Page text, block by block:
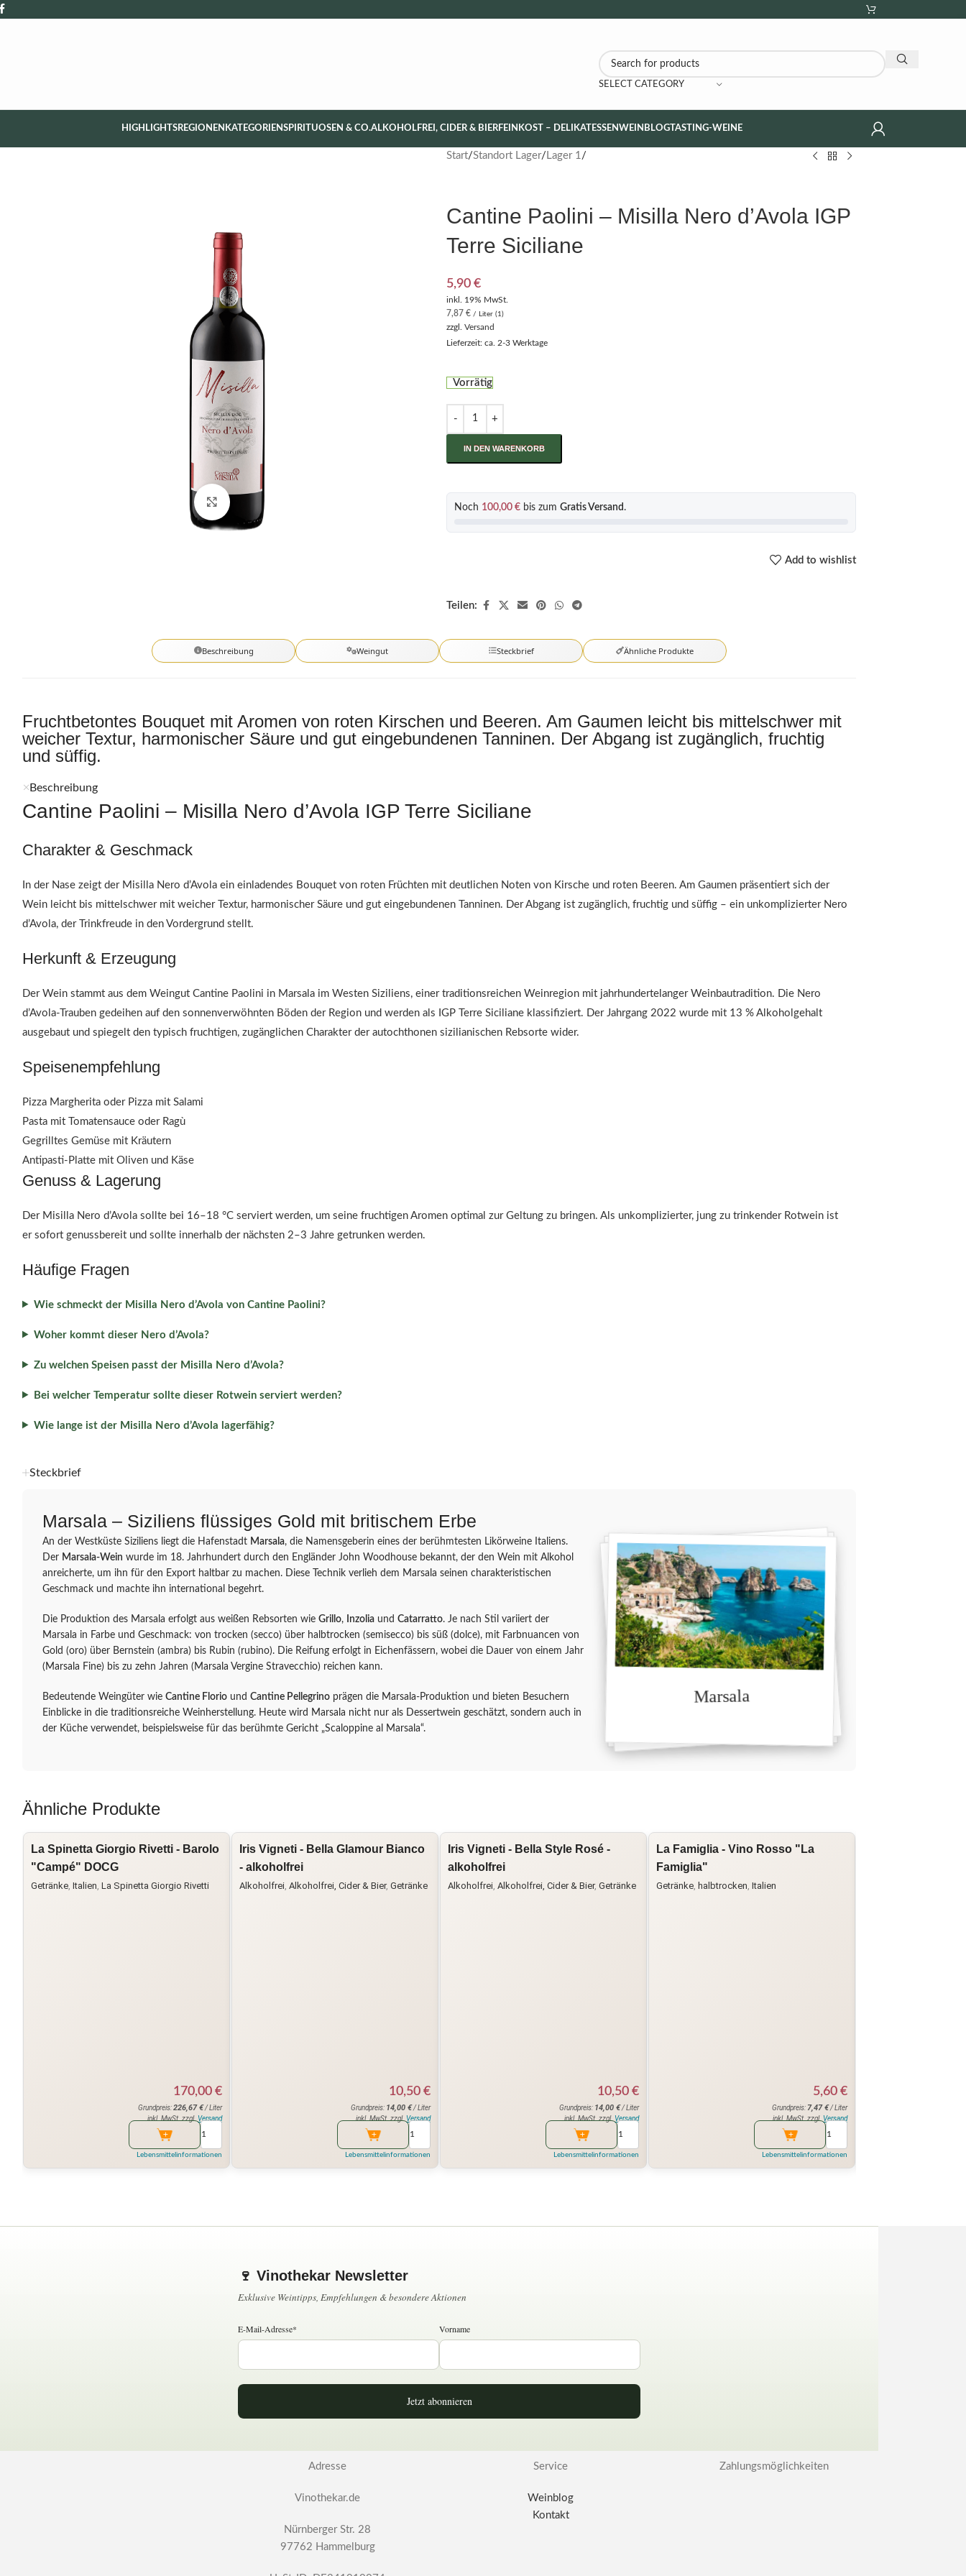
SELECT CATEGORY
HIGHLIGHTSREGIONEN KATEGORIENSPIRITUOSEN & CO.ALKOHOLFREI, CIDER & BIERFEINKOST – DELIKATESSENWEINBLOGTASTING-WEINE
Click to enlarge
Start Standort Lager Lager 1
Cantine Paolini – Misilla Nero d’Avola IGP
Terre Siciliane
5,90 €
inkl. 19% MwSt.
7,87 € / Liter (1)
zzgl. Versand
Lieferzeit: ca. 2-3 Werktage
Vorrätig
IN DEN WARENKORB
Noch 100,00 € bis zum Gratis Versand .
Add to wishlist
Teilen:
Beschreibung Weingut Steckbrief Ähnliche Produkte
Fruchtbetontes Bouquet mit Aromen von roten Kirschen und Beeren. Am Gaumen leicht bis mittelschwer mit
weicher Textur, harmonischer Säure und gut eingebundenen Tanninen. Der Abgang ist zugänglich, fruchtig
und süffig.
Beschreibung
Cantine Paolini – Misilla Nero d’Avola IGP Terre Siciliane
Charakter & Geschmack
In der Nase zeigt der Misilla Nero d’Avola ein einladendes Bouquet von roten Früchten mit deutlichen Noten von Kirsche und roten Beeren. Am Gaumen präsentiert sich der
Wein leicht bis mittelschwer mit weicher Textur, harmonischer Säure und gut eingebundenen Tanninen. Der Abgang ist zugänglich, fruchtig und süffig – ein unkomplizierter Nero
d’Avola, der Trinkfreude in den Vordergrund stellt.
Herkunft & Erzeugung
Der Wein stammt aus dem Weingut Cantine Paolini in Marsala im Westen Siziliens, einer traditionsreichen Weinregion mit jahrhundertelanger Weinbautradition. Die Nero
d’Avola-Trauben gedeihen auf den sonnenverwöhnten Böden der Region und werden als IGP Terre Siciliane klassifiziert. Der Jahrgang 2022 wurde mit 13 % Alkoholgehalt
ausgebaut und spiegelt den typisch fruchtigen, zugänglichen Charakter der autochthonen sizilianischen Rebsorte wider.
Speisenempfehlung
Pizza Margherita oder Pizza mit Salami
Pasta mit Tomatensauce oder Ragù
Gegrilltes Gemüse mit Kräutern
Antipasti-Platte mit Oliven und Käse
Genuss & Lagerung
Der Misilla Nero d’Avola sollte bei 16–18 °C serviert werden, um seine fruchtigen Aromen optimal zur Geltung zu bringen. Als unkomplizierter, jung zu trinkender Rotwein ist
er sofort genussbereit und sollte innerhalb der nächsten 2–3 Jahre getrunken werden.
Häufige Fragen
Wie schmeckt der Misilla Nero d’Avola von Cantine Paolini?
Woher kommt dieser Nero d’Avola?
Zu welchen Speisen passt der Misilla Nero d’Avola?
Bei welcher Temperatur sollte dieser Rotwein serviert werden?
Wie lange ist der Misilla Nero d’Avola lagerfähig?
Steckbrief
Marsala – Siziliens flüssiges Gold mit britischem Erbe
An der Westküste Siziliens liegt die Hafenstadt Marsala, die Namensgeberin eines der berühmtesten Likörweine Italiens.
Der Marsala-Wein wurde im 18. Jahrhundert durch den Engländer John Woodhouse bekannt, der den Wein mit Alkohol
anreicherte, um ihn für den Export haltbar zu machen. Diese Technik verlieh dem Marsala seinen charakteristischen
Geschmack und machte ihn international begehrt.
Die Produktion des Marsala erfolgt aus weißen Rebsorten wie Grillo, Inzolia und Catarratto. Je nach Stil variiert der
Marsala in Farbe und Geschmack: von trocken (secco) über halbtrocken (semisecco) bis süß (dolce), mit Farbnuancen von
Gold (oro) über Bernstein (ambra) bis Rubin (rubino). Die Reifung erfolgt in Eichenfässern, wobei die Dauer von einem Jahr
(Marsala Fine) bis zu zehn Jahren (Marsala Vergine Stravecchio) reichen kann.
Bedeutende Weingüter wie Cantine Florio und Cantine Pellegrino prägen die Marsala-Produktion und bieten Besuchern
Einblicke in die traditionsreiche Weinherstellung. Heute wird Marsala nicht nur als Dessertwein geschätzt, sondern auch in
der Küche verwendet, beispielsweise für das berühmte Gericht „Scaloppine al Marsala“.
Marsala
Ähnliche Produkte
La Spinetta Giorgio Rivetti - Barolo
"Campé" DOCG
Getränke Italien La Spinetta Giorgio Rivetti
170,00 €
Grundpreis:226,67€/ Liter
inkl. MwSt. zzgl. Versand
Lebensmittelinformationen
Iris Vigneti - Bella Glamour Bianco
- alkoholfrei
Alkoholfrei Alkoholfrei, Cider & Bier, Getränke
10,50 €
Grundpreis: 14,00 €/ Liter
inkl. MwSt. zzgl. Versand
Lebensmittelinformationen
Iris Vigneti - Bella Style Rosé -
alkoholfrei
Alkoholfrei Alkoholfrei, Cider & Bier, Getränke
10,50 €
Grundpreis: 14,00 €/ Liter
inkl. MwSt. zzgl. Versand
Lebensmittelinformationen
La Famiglia - Vino Rosso "La
Famiglia"
Getränke halbtrocken Italien
5,60 €
Grundpreis: 7,47€/ Liter
inkl. MwSt. zzgl. Versand
Lebensmittelinformationen
🍷 Vinothekar Newsletter
Exklusive Weintipps, Empfehlungen & besondere Aktionen
E-Mail-Adresse* Vorname
Jetzt abonnieren
Adresse
Vinothekar.de
Nürnberger Str. 28
97762 Hammelburg
Service
Weinblog
Kontakt
Zahlungsmöglichkeiten